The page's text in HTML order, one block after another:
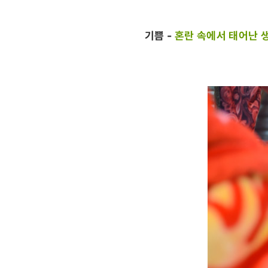
기쁨 - 혼란 속에서 태어난